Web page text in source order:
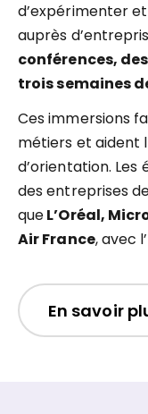
d’expérimenter
auprès
conférences,
trois semaines
Ces immersions
métiers et aident
d’orientation.
des entreprises
queL’Oréal,
Air France, avec
En savoir